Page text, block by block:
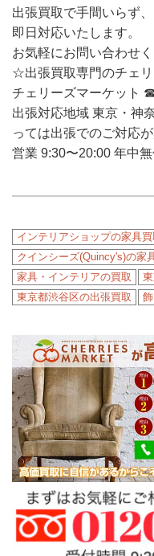
出張買取で手間いらず
即日対応いたします。
お気軽にお問い合わせ
☆出張買取専門のチェ
チェリーズマーケット
出張対応地域 東京・神
っては出張でのご対応
営業 9:30〜20:00 年中
インテリアショップの家具買
クインシーズ(Quincy's)の家
家具・インテリアの買取
東京都渋谷区の出張買取